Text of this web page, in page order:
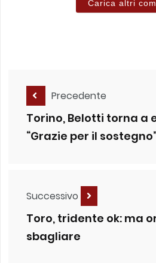
Carica altri
Precedente
Torino, Belotti torna a
“Grazie per il
Successivo
Toro, tridente ok: ma
sbagliare